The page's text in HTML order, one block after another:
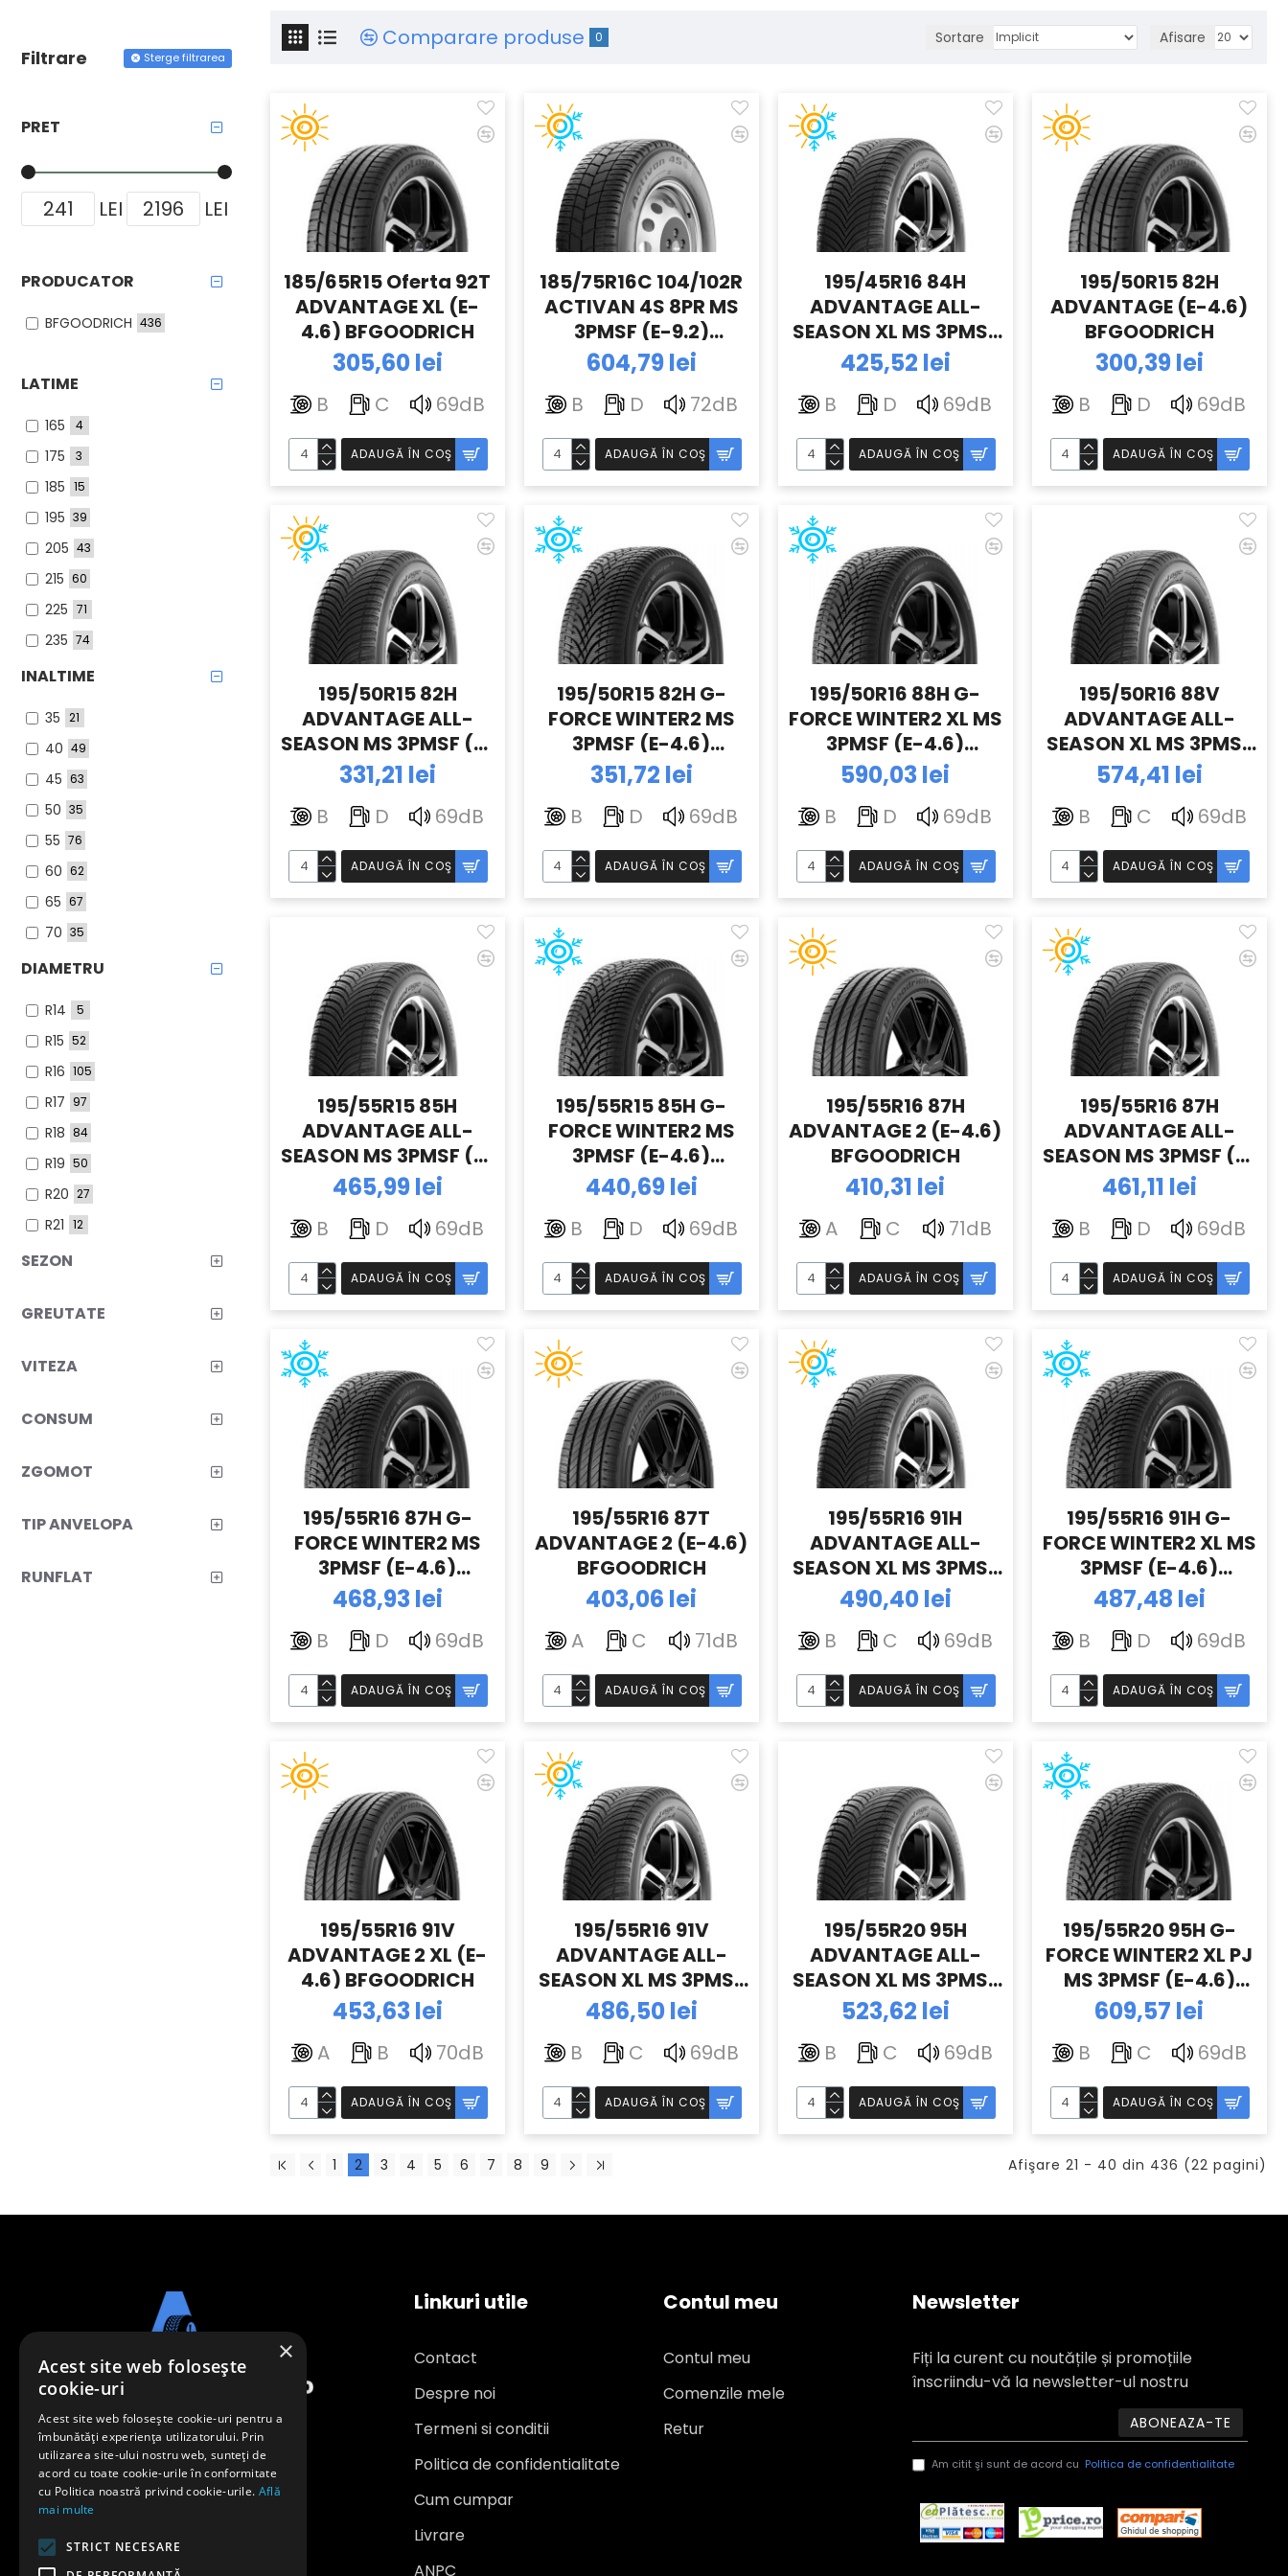
Filtrare Sterge filtrarea
PRET
LEI LEI
GREUTATE
INALTIME
35 21
40 49
45 63
50 35
55 76
60 62
65 67
70 35
75 23
LATIME
165 4
175 3
185 15
195 39
205 43
215 60
225 71
235 74
245 37
265 26
275 15
285 10
295 1
ZGOMOT
SEZON
TIP ANVELOPA
CONSUM
PRODUCATOR
BFGOODRICH 436
VITEZA
RUNFLAT
DIAMETRU
R14 5
R15 52
R16 105
R17 97
R18 84
R19 50
R20 27
R21 12
R22
Comparare produse 0 Sortare Afisare
185/65R15 Oferta 92T
ADVANTAGE XL (E-
4.6) BFGOODRICH
305,60 lei
B C 69dB
ADAUGĂ ÎN COŞ
185/75R16C 104/102R
ACTIVAN 4S 8PR MS
3PMSF (E-9.2)
BFGOODRICH
604,79 lei
B D 72dB
ADAUGĂ ÎN COŞ
195/45R16 84H
ADVANTAGE ALL-
SEASON XL MS 3PMSF
(E-4.6) BFGOODRICH
425,52 lei
B D 69dB
ADAUGĂ ÎN COŞ
195/50R15 82H
ADVANTAGE (E-4.6)
BFGOODRICH
300,39 lei
B D 69dB
ADAUGĂ ÎN COŞ
195/50R15 82H
ADVANTAGE ALL-
SEASON MS 3PMSF (E-
4.6) BFGOODRICH
331,21 lei
B D 69dB
ADAUGĂ ÎN COŞ
195/50R15 82H G-
FORCE WINTER2 MS
3PMSF (E-4.6)
BFGOODRICH
351,72 lei
B D 69dB
ADAUGĂ ÎN COŞ
195/50R16 88H G-
FORCE WINTER2 XL MS
3PMSF (E-4.6)
BFGOODRICH
590,03 lei
B D 69dB
ADAUGĂ ÎN COŞ
195/50R16 88V
ADVANTAGE ALL-
SEASON XL MS 3PMSF
(E-4.6) BFGOODRICH
574,41 lei
B C 69dB
ADAUGĂ ÎN COŞ
195/55R15 85H
ADVANTAGE ALL-
SEASON MS 3PMSF (E-
4.6) BFGOODRICH
465,99 lei
B D 69dB
ADAUGĂ ÎN COŞ
195/55R15 85H G-
FORCE WINTER2 MS
3PMSF (E-4.6)
BFGOODRICH
440,69 lei
B D 69dB
ADAUGĂ ÎN COŞ
195/55R16 87H
ADVANTAGE 2 (E-4.6)
BFGOODRICH
410,31 lei
A C 71dB
ADAUGĂ ÎN COŞ
195/55R16 87H
ADVANTAGE ALL-
SEASON MS 3PMSF (E-
4.6) BFGOODRICH
461,11 lei
B D 69dB
ADAUGĂ ÎN COŞ
195/55R16 87H G-
FORCE WINTER2 MS
3PMSF (E-4.6)
BFGOODRICH
468,93 lei
B D 69dB
ADAUGĂ ÎN COŞ
195/55R16 87T
ADVANTAGE 2 (E-4.6)
BFGOODRICH
403,06 lei
A C 71dB
ADAUGĂ ÎN COŞ
195/55R16 91H
ADVANTAGE ALL-
SEASON XL MS 3PMSF
(E-4.6) BFGOODRICH
490,40 lei
B C 69dB
ADAUGĂ ÎN COŞ
195/55R16 91H G-
FORCE WINTER2 XL MS
3PMSF (E-4.6)
BFGOODRICH
487,48 lei
B D 69dB
ADAUGĂ ÎN COŞ
195/55R16 91V
ADVANTAGE 2 XL (E-
4.6) BFGOODRICH
453,63 lei
A B 70dB
ADAUGĂ ÎN COŞ
195/55R16 91V
ADVANTAGE ALL-
SEASON XL MS 3PMSF
(E-4.6) BFGOODRICH
486,50 lei
B C 69dB
ADAUGĂ ÎN COŞ
195/55R20 95H
ADVANTAGE ALL-
SEASON XL MS 3PMSF
(E-4.6) BFGOODRICH
523,62 lei
B C 69dB
ADAUGĂ ÎN COŞ
195/55R20 95H G-
FORCE WINTER2 XL PJ
MS 3PMSF (E-4.6)
BFGOODRICH
609,57 lei
B C 69dB
ADAUGĂ ÎN COŞ
1 2 3 4 5 6 7 8 9 Afişare 21 - 40 din 436 (22 pagini)
office@anvelopeavantajoase.ro
0739 849 970
CUI: RO 24704208
Linkuri utile
Contact
Despre noi
Termeni si conditii
Politica de confidentialitate
Cum cumpar
Livrare
ANPC
Contul meu
Contul meu
Comenzile mele
Retur
Newsletter
Fiți la curent cu noutățile și promoțiile
înscriindu-vă la newsletter-ul nostru
ABONEAZA-TE
Am citit şi sunt de acord cu Politica de confidentialitate
×
Acest site web folosește
cookie-uri
Acest site web folosește cookie-uri pentru a
îmbunătăți experiența utilizatorului. Prin
utilizarea site-ului nostru web, sunteți de
acord cu toate cookie-urile în conformitate
cu Politica noastră privind cookie-urile. Află
mai multe
STRICT NECESARE